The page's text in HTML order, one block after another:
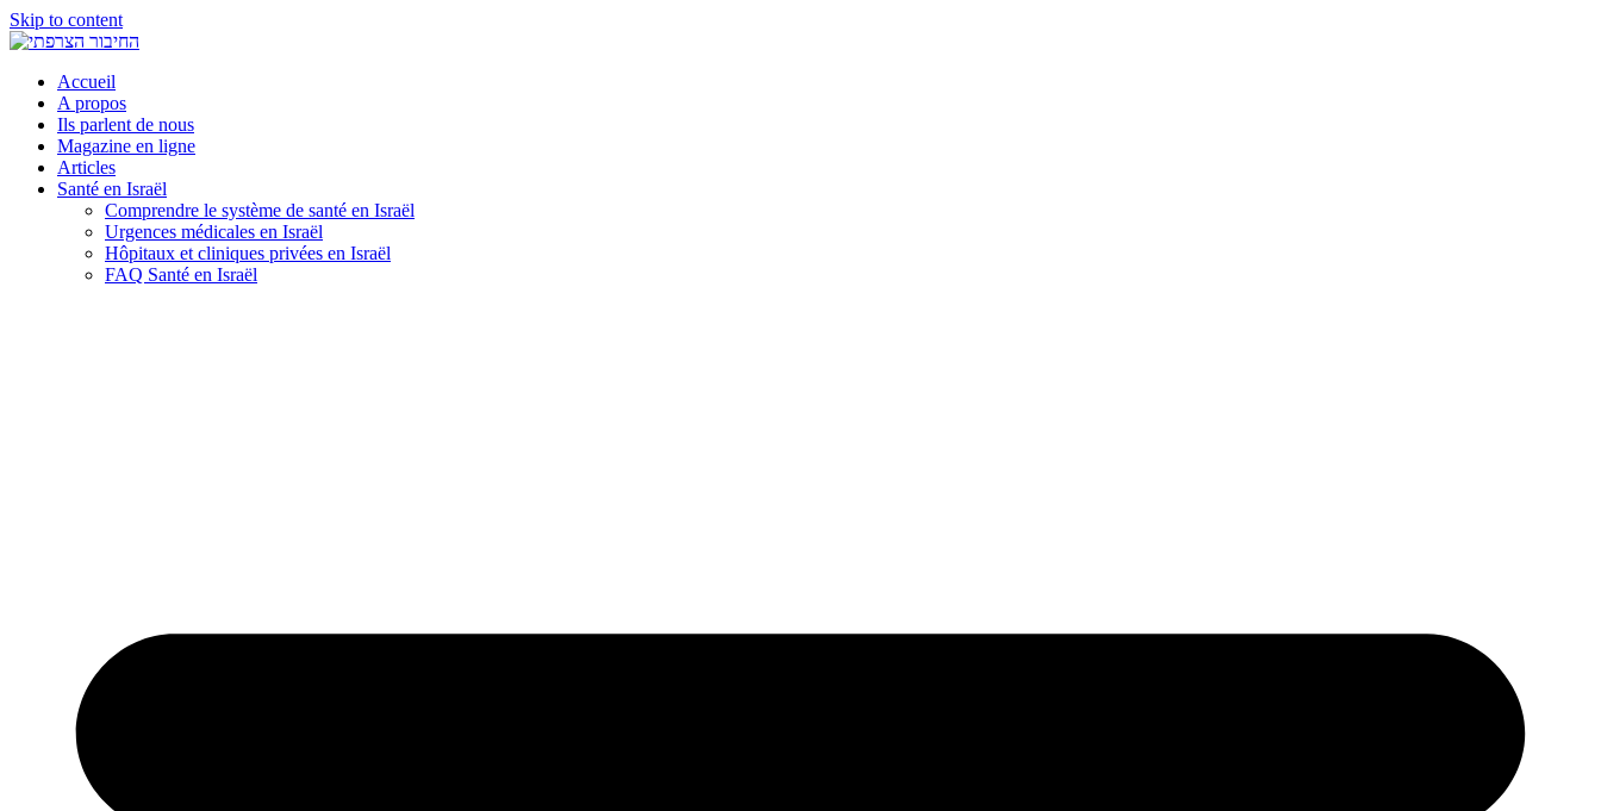
Skip to content
Accueil
A propos
Ils parlent de nous
Magazine en ligne
Articles
Santé en Israël
Comprendre le système de santé en Israël
Urgences médicales en Israël
Hôpitaux et cliniques privées en Israël
FAQ Santé en Israël